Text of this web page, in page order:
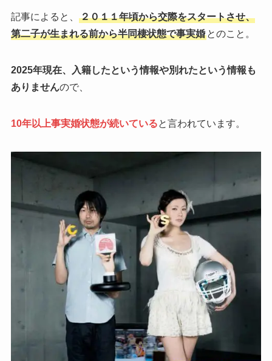
記事によると、
２０１１年頃から交際をスタートさせ、
第二子が生まれる前から半同棲状態で事実婚とのこと。
2025年現在、入籍したという情報や別れたという情報も
ありませんので、
10年以上事実婚状態が続いていると言われています。